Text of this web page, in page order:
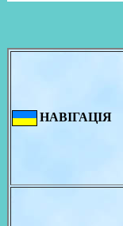
НАВІГАЦІЯ